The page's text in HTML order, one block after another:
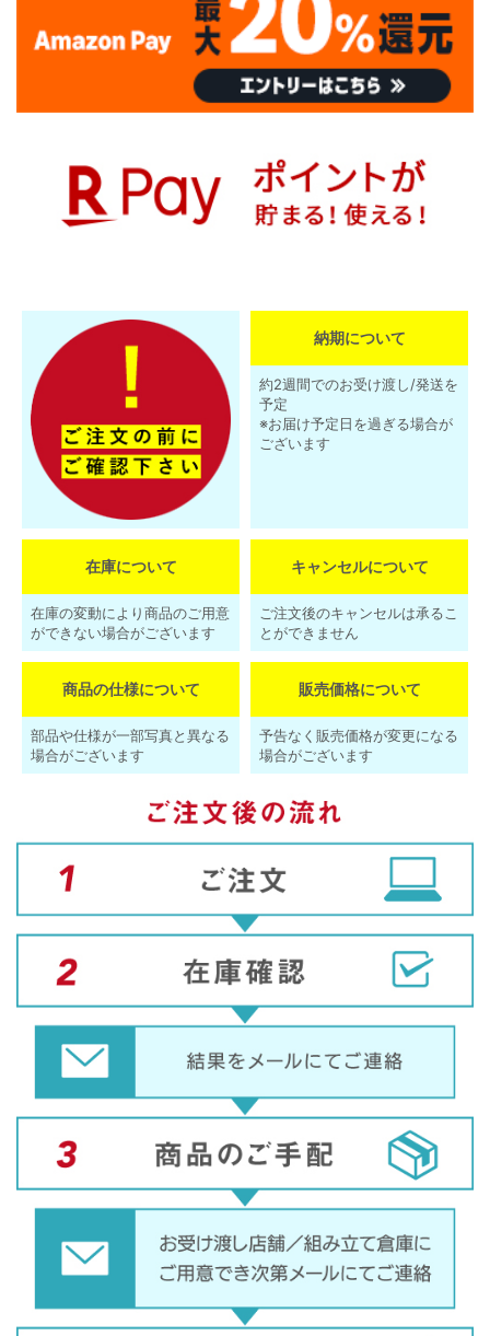
納期について
約2週間でのお受け渡し/発送を
予定
※お届け予定日を過ぎる場合が
ございます
在庫について
在庫の変動により商品のご用意
ができない場合がございます
キャンセルについて
ご注文後のキャンセルは承るこ
とができません
商品の仕様について
部品や仕様が一部写真と異なる
場合がございます
販売価格について
予告なく販売価格が変更になる
場合がございます